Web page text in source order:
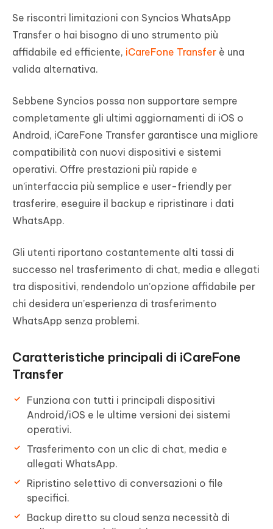
Se riscontri limitazioni con Syncios WhatsApp
Transfer o hai bisogno di uno strumento più
affidabile ed efficiente, iCareFone Transfer è una
valida alternativa.
Sebbene Syncios possa non supportare sempre
completamente gli ultimi aggiornamenti di iOS o
Android, iCareFone Transfer garantisce una migliore
compatibilità con nuovi dispositivi e sistemi
operativi. Offre prestazioni più rapide e
un’interfaccia più semplice e user-friendly per
trasferire, eseguire il backup e ripristinare i dati
WhatsApp.
Gli utenti riportano costantemente alti tassi di
successo nel trasferimento di chat, media e allegati
tra dispositivi, rendendolo un’opzione affidabile per
chi desidera un’esperienza di trasferimento
WhatsApp senza problemi.
Caratteristiche principali di iCareFone
Transfer
Funziona con tutti i principali dispositivi
Android/iOS e le ultime versioni dei sistemi
operativi.
Trasferimento con un clic di chat, media e
allegati WhatsApp.
Ripristino selettivo di conversazioni o file
specifici.
Backup diretto su cloud senza necessità di